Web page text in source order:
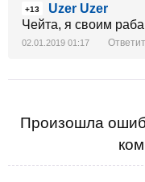
+13
Uzer Uzer
Чейта, я своим
02.01.2019 01:17
Произошла